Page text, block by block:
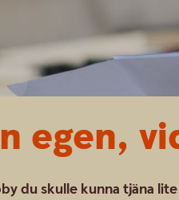
egen,
du skulle kunna tjäna